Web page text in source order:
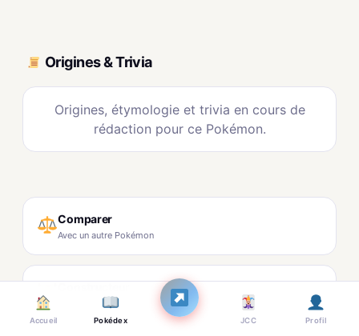
Origines & Trivia
Origines, étymologie et trivia en cours de
rédaction pour ce Pokémon.
Comparer
Avec un autre Pokémon
Ajouter à une équipe
Accueil Pokédex JCC Profil